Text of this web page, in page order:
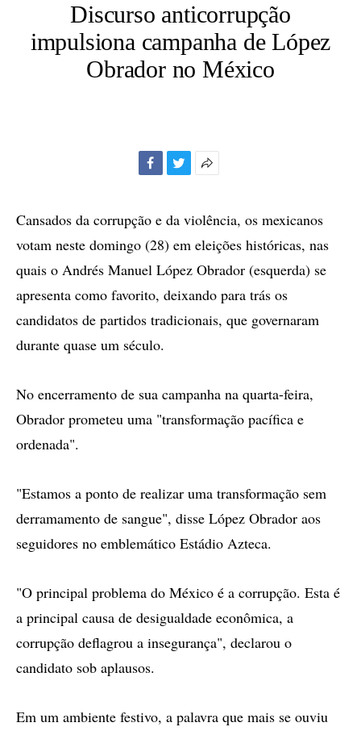
Discurso anticorrupção
impulsiona campanha de López
Obrador no México
compartilhamento
Cansados da corrupção e da violência, os mexicanos
votam neste domingo (28) em eleições históricas, nas
quais o Andrés Manuel López Obrador (esquerda) se
apresenta como favorito, deixando para trás os
candidatos de partidos tradicionais, que governaram
durante quase um século.
No encerramento de sua campanha na quarta-feira,
Obrador prometeu uma "transformação pacífica e
ordenada".
"Estamos a ponto de realizar uma transformação sem
derramamento de sangue", disse López Obrador aos
seguidores no emblemático Estádio Azteca.
"O principal problema do México é a corrupção. Esta é
a principal causa de desigualdade econômica, a
corrupção deflagrou a insegurança", declarou o
candidato sob aplausos.
Em um ambiente festivo, a palavra que mais se ouviu